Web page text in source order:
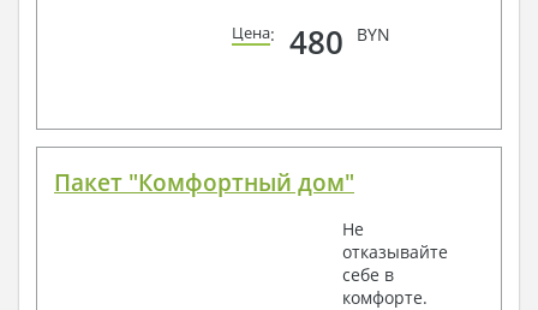
Цена: 480 BYN
Пакет "Комфортный дом"
Не
отказывайте
себе в
комфорте.